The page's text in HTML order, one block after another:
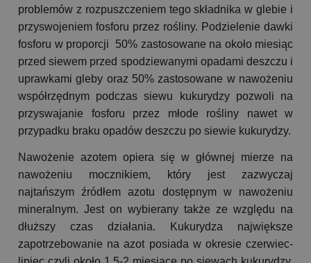
problemów z rozpuszczeniem tego składnika w glebie i
przyswojeniem fosforu przez rośliny. Podzielenie dawki
fosforu w proporcji 50% zastosowane na około miesiąc
przed siewem przed spodziewanymi opadami deszczu i
uprawkami gleby oraz 50% zastosowane w nawożeniu
współrzędnym podczas siewu kukurydzy pozwoli na
przyswajanie fosforu przez młode rośliny nawet w
przypadku braku opadów deszczu po siewie kukurydzy.
Nawożenie azotem opiera się w głównej mierze na
nawożeniu mocznikiem, który jest zazwyczaj
najtańszym źródłem azotu dostępnym w nawożeniu
mineralnym. Jest on wybierany także ze względu na
dłuższy czas działania. Kukurydza największe
zapotrzebowanie na azot posiada w okresie czerwiec-